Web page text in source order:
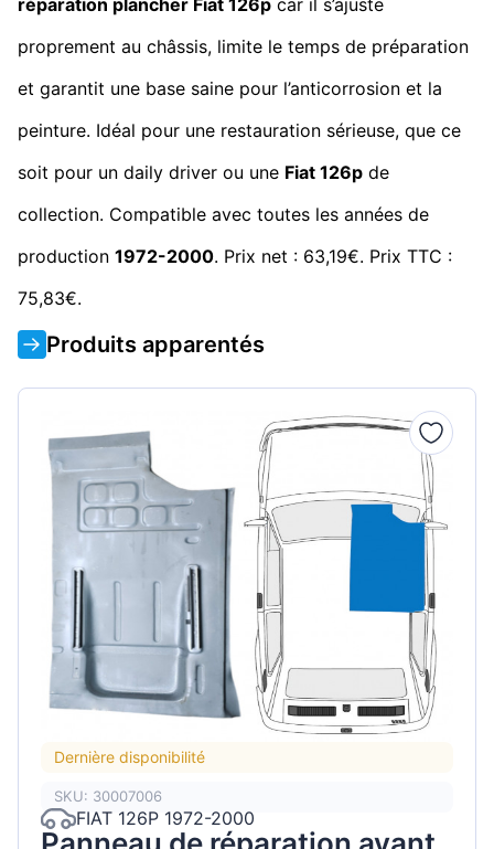
proprement au châssis, limite le temps de préparation
et garantit une base saine pour l’anticorrosion et la
peinture. Idéal pour une restauration sérieuse, que ce
soit pour un daily driver ou une Fiat 126p de
collection. Compatible avec toutes les années de
production 1972-2000. Prix net : 63,19€. Prix TTC :
75,83€.
Produits apparentés
Dernière disponibilité
SKU: 30007006
FIAT 126P 1972-2000